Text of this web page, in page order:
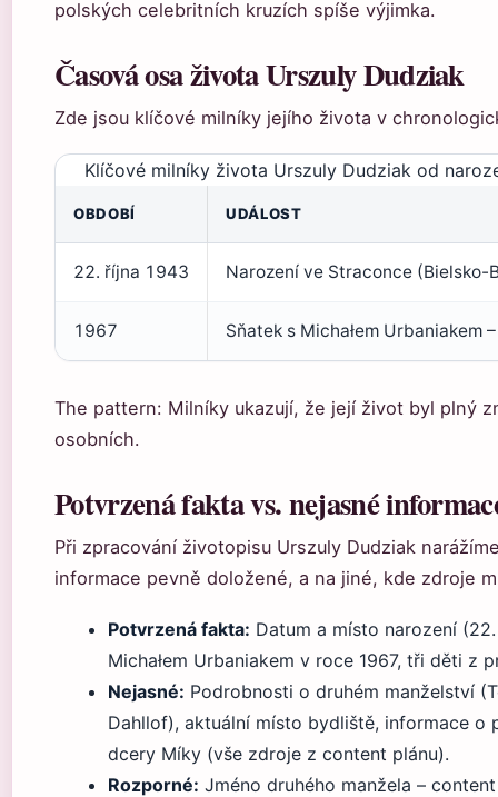
polských celebritních kruzích spíše výjimka.
Časová osa života Urszuly Dudziak
Zde jsou klíčové milníky jejího života v
Klíčové milníky života Urszuly Dudziak od
OBDOBÍ UDÁLOST
22. října 1943 Narození ve Straconce (Bielsko-
1967 Sňatek s Michałem Urbaniakem
The pattern: Milníky ukazují, že její život byl plný
osobních.
Potvrzená fakta vs. nejasné
Při zpracování životopisu Urszuly Dudziak
informace pevně doložené, a na jiné, kde zdroje
Potvrzená fakta: Datum a místo narození
Michałem Urbaniakem v roce 1967, tři děti z
Nejasné: Podrobnosti o druhém manželství
Dahllof), aktuální místo bydliště, informace o
dcery Míky (vše zdroje z content plánu).
Rozporné: Jméno druhého manžela –